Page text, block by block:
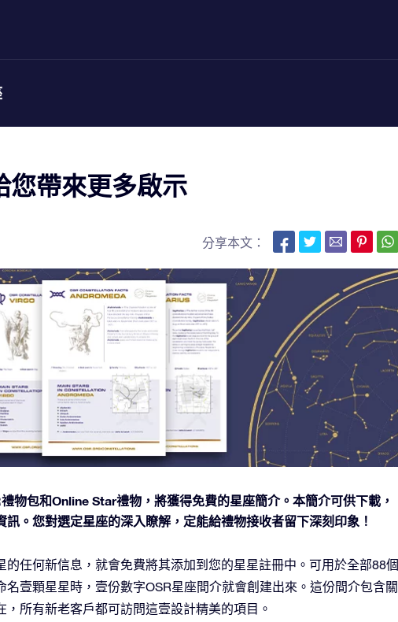
您帶來更多啟示
分享本文：
物包和Online Star禮物，將獲得免費的星座簡介。本簡介可供下載，
。您對選定星座的深入瞭解，定能給禮物接收者留下深刻印象！
任何新信息，就會免費將其添加到您的星星註冊中。可用於全部88個
壹顆星星時，壹份數字OSR星座間介就會創建出來。這份間介包含關
所有新老客戶都可訪問這壹設計精美的項目。